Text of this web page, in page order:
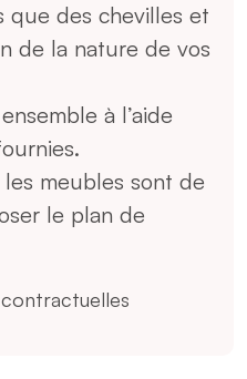
que des chevilles et
de la nature de vos
à l’aide
meubles sont de
le plan de